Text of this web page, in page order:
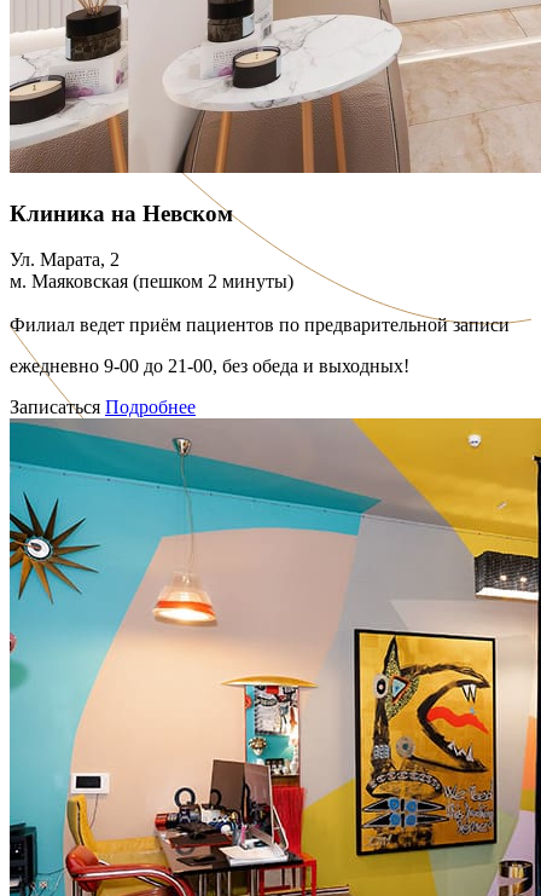
Клиника на Невском
Ул. Марата, 2
м. Маяковская (пешком 2 минуты)
Филиал ведет приём пациентов по предварительной записи
ежедневно 9-00 до 21-00, без обеда и выходных!
Записаться Подробнее